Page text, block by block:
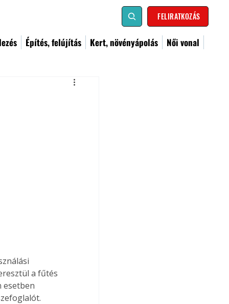
FELIRATKOZÁS
Építés, felújítás Kert, növényápolás
Női vonal
a fűtés
esetben